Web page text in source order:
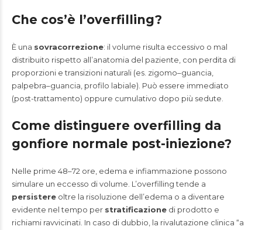
Che cos’è l’overfilling?
È una sovracorrezione: il volume risulta eccessivo o mal
distribuito rispetto all’anatomia del paziente, con perdita di
proporzioni e transizioni naturali (es. zigomo–guancia,
palpebra–guancia, profilo labiale). Può essere immediato
(post-trattamento) oppure cumulativo dopo più sedute.
Come distinguere overfilling da
gonfiore normale post-iniezione?
Nelle prime 48–72 ore, edema e infiammazione possono
simulare un eccesso di volume. L’overfilling tende a
persistere oltre la risoluzione dell’edema o a diventare
evidente nel tempo per stratificazione di prodotto e
richiami ravvicinati. In caso di dubbio, la rivalutazione clinica “a